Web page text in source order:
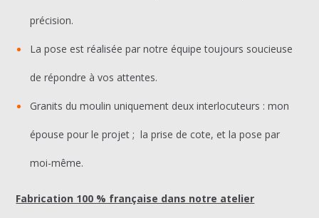
précision.
La pose est réalisée par notre équipe toujours soucieuse
de répondre à vos attentes.
Granits du moulin uniquement deux interlocuteurs : mon
épouse pour le projet ; la prise de cote, et la pose par
moi-même.
Fabrication 100 % française dans notre atelier